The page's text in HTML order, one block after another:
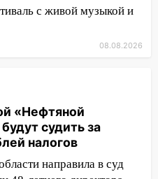
компании» будут
млн рублей
и
аварий в
16 сгоревших
с живой музыкой и
08.08.2026
«Нефтяной
судить за
налогов
направила в суд